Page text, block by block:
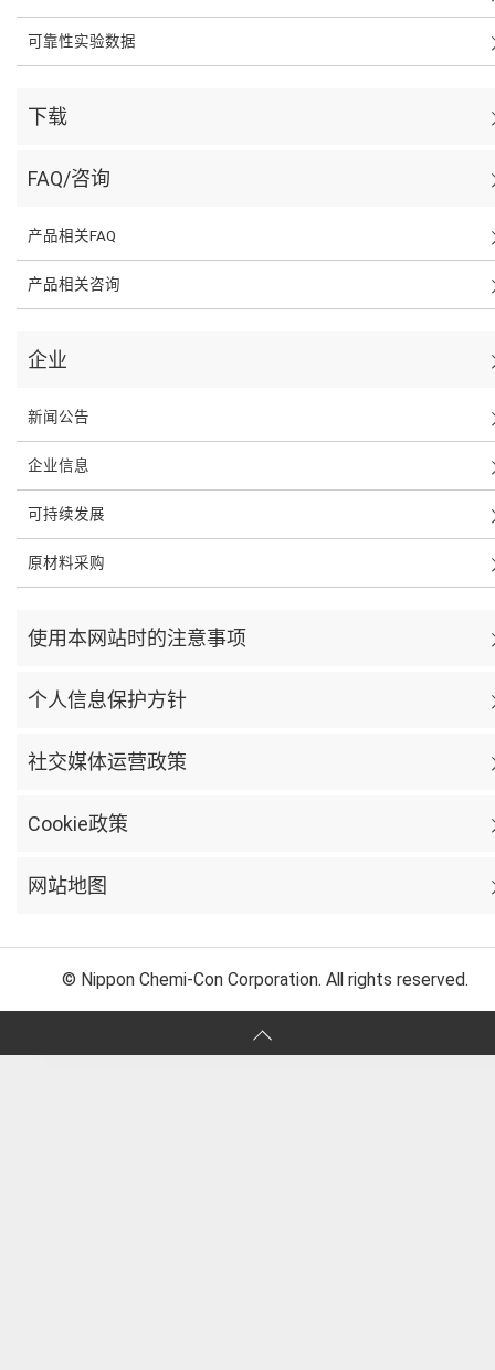
可靠性实验数据
下载
FAQ/咨询
产品相关FAQ
产品相关咨询
企业
新闻公告
企业信息
可持续发展
原材料采购
使用本网站时的注意事项
个人信息保护方针
社交媒体运营政策
Cookie政策
网站地图
© Nippon Chemi-Con Corporation. All rights reserved.